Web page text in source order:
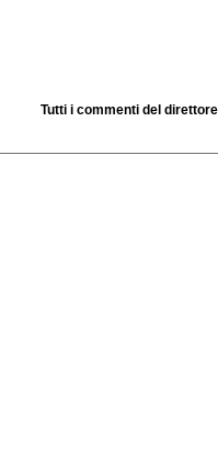
Tutti i commenti del direttore